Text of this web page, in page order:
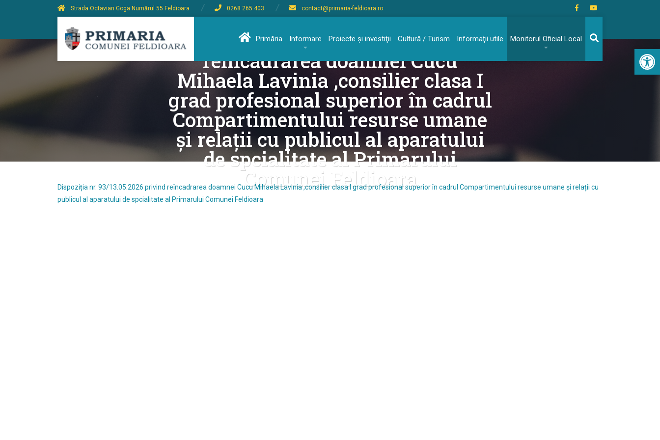
Strada Octavian Goga Numărul 55 Feldioara 0268 265 403 contact@primaria-feldioara.ro
Primăria Informare Proiecte şi investiţii Cultură / Turism Informaţii utile Monitorul Oficial Local
Dispoziția nr. 93/13.05.2026 privind
reîncadrarea doamnei Cucu
Mihaela Lavinia ,consilier clasa I
grad profesional superior în cadrul
Compartimentului resurse umane
și relații cu publicul al aparatului
de spcialitate al Primarului
Comunei Feldioara
Dispoziția nr. 93/13.05.2026 privind reîncadrarea doamnei Cucu Mihaela Lavinia ,consilier clasa I grad profesional superior în cadrul Compartimentului resurse umane și relații cu
publicul al aparatului de spcialitate al Primarului Comunei Feldioara